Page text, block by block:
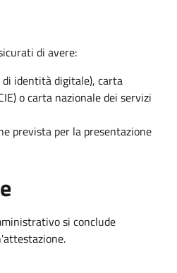
di avere:
di identità digitale), carta
o carta nazionale dei servizi
prevista per la presentazione
si conclude